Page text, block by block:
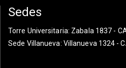
Sedes
Torre Universitaria: Zabala 1837 -
Sede Villanueva: Villanueva 1324 -